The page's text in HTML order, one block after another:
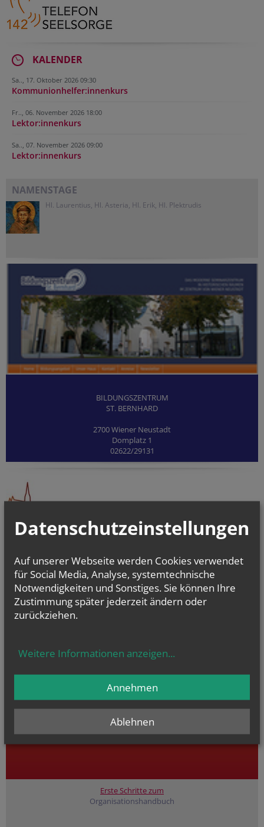
KALENDER
Sa.., 17. Oktober 2026 09:30
Kommunionhelfer:innenkurs
Fr.., 06. November 2026 18:00
Lektor:innenkurs
Sa.., 07. November 2026 09:00
Lektor:innenkurs
NAMENSTAGE
Hl. Laurentius, Hl. Asteria, Hl. Erik, Hl. Plektrudis
BILDUNGSZENTRUM
ST. BERNHARD
2700 Wiener Neustadt
Domplatz 1
02622/29131
Erste Schritte zum
Organisationshandbuch
Datenschutzeinstellungen
Auf unserer Webseite werden Cookies verwendet
für Social Media, Analyse, systemtechnische
Notwendigkeiten und Sonstiges. Sie können Ihre
Zustimmung später jederzeit ändern oder
zurückziehen.
Weitere Informationen anzeigen...
Ablehnen
Annehmen